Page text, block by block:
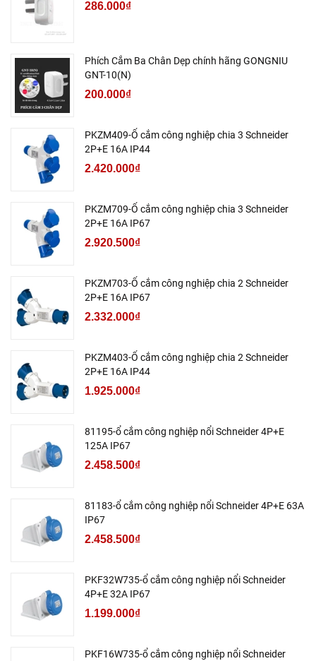
286.000₫
Phích Cắm Ba Chân Dẹp chính hãng GONGNIU
GNT-10(N)
200.000₫
PKZM409-Ổ cắm công nghiệp chia 3 Schneider
2P+E 16A IP44
2.420.000₫
PKZM709-Ổ cắm công nghiệp chia 3 Schneider
2P+E 16A IP67
2.920.500₫
PKZM703-Ổ cắm công nghiệp chia 2 Schneider
2P+E 16A IP67
2.332.000₫
PKZM403-Ổ cắm công nghiệp chia 2 Schneider
2P+E 16A IP44
1.925.000₫
81195-ổ cắm công nghiệp nổi Schneider 4P+E
125A IP67
2.458.500₫
81183-ổ cắm công nghiệp nổi Schneider 4P+E 63A
IP67
2.458.500₫
PKF32W735-ổ cắm công nghiệp nổi Schneider
4P+E 32A IP67
1.199.000₫
PKF16W735-ổ cắm công nghiệp nổi Schneider